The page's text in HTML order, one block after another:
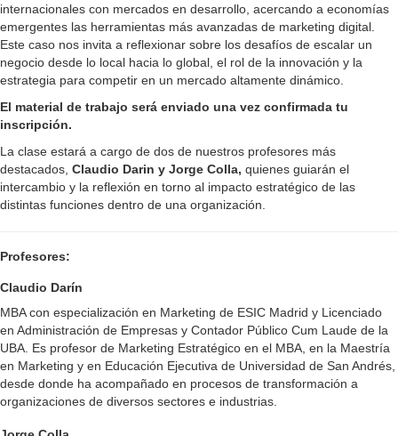
internacionales con mercados en desarrollo, acercando a economías
emergentes las herramientas más avanzadas de marketing digital.
Este caso nos invita a reflexionar sobre los desafíos de escalar un
negocio desde lo local hacia lo global, el rol de la innovación y la
estrategia para competir en un mercado altamente dinámico.
El material de trabajo será enviado una vez confirmada tu
inscripción.
La clase estará a cargo de dos de nuestros profesores más
destacados, Claudio Darin y Jorge Colla, quienes guiarán el
intercambio y la reflexión en torno al impacto estratégico de las
distintas funciones dentro de una organización.
Profesores:
Claudio Darín
MBA con especialización en Marketing de ESIC Madrid y Licenciado
en Administración de Empresas y Contador Público Cum Laude de la
UBA. Es profesor de Marketing Estratégico en el MBA, en la Maestría
en Marketing y en Educación Ejecutiva de Universidad de San Andrés,
desde donde ha acompañado en procesos de transformación a
organizaciones de diversos sectores e industrias.